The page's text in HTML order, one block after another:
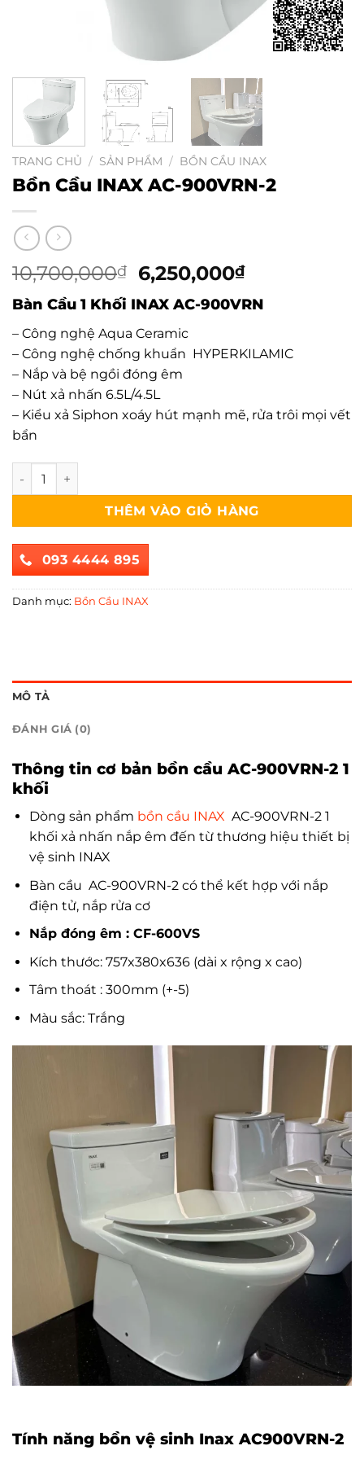
TRANG CHỦ / SẢN PHẨM / BỒN CẦU INAX
Bồn Cầu INAX AC-900VRN-2
10,700,000₫
Giá
gốc
là:
10,700,000₫.
6,250,000₫Giá
hiện
tại
6,250,000₫.
Bàn Cầu 1 Khối INAX AC-900VRN
– Công nghệ Aqua Ceramic
– Công nghệ chống khuẩn HYPERKILAMIC
– Nắp và bệ ngồi đóng êm
– Nút xả nhấn 6.5L/4.5L
– Kiểu xả Siphon xoáy hút mạnh mẽ, rửa trôi mọi vết
bẩn
Bồn Cầu INAX AC-900VRN-2 số lượng
THÊM VÀO GIỎ HÀNG
093 4444 895
Danh mục: Bồn Cầu INAX
MÔ TẢ
ĐÁNH GIÁ (0)
Thông tin cơ bản bồn cầu AC-900VRN-2 1
khối
Dòng sản phẩm bồn cầu INAX AC-900VRN-2 1
khối xả nhấn nắp êm đến từ thương hiệu thiết bị
vệ sinh INAX
Bàn cầu AC-900VRN-2 có thể kết hợp với nắp
điện tử, nắp rửa cơ
Nắp đóng êm : CF-600VS
Kích thước: 757x380x636 (dài x rộng x cao)
Tâm thoát : 300mm (+-5)
Màu sắc: Trắng
Tính năng bồn vệ sinh Inax AC900VRN-2